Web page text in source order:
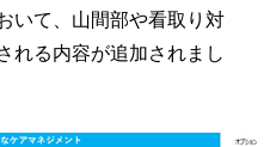
いて、山間部や看取り対
れる内容が追加されまし